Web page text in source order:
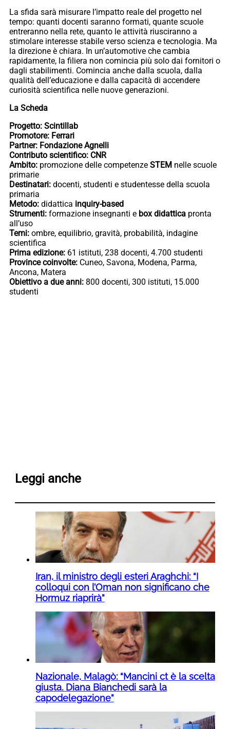
La sfida sarà misurare l’impatto reale del progetto nel
tempo: quanti docenti saranno formati, quante scuole
entreranno nella rete, quanto le attività riusciranno a
stimolare interesse stabile verso scienza e tecnologia. Ma
la direzione è chiara. In un’automotive che cambia
rapidamente, la filiera non comincia più solo dai fornitori o
dagli stabilimenti. Comincia anche dalla scuola, dalla
qualità dell’educazione e dalla capacità di accendere
curiosità scientifica nelle nuove generazioni.
La Scheda
Progetto: Scintillab
Promotore: Ferrari
Partner: Fondazione Agnelli
Contributo scientifico: CNR
Ambito: promozione delle competenze STEM nelle scuole
primarie
Destinatari: docenti, studenti e studentesse della scuola
primaria
Metodo: didattica inquiry-based
Strumenti: formazione insegnanti e box didattica pronta
all’uso
Temi: ombre, equilibrio, gravità, probabilità, indagine
scientifica
Prima edizione: 61 istituti, 238 docenti, 4.700 studenti
Province coinvolte: Cuneo, Savona, Modena, Parma,
Ancona, Matera
Obiettivo a due anni: 800 docenti, 300 istituti, 15.000
studenti
Leggi anche
Iran, il ministro degli esteri Araghchi: “I
colloqui con l’Oman non significano che
Hormuz riaprirà”
Nazionale, Malagò: “Mancini ct è la scelta
giusta. Diana Bianchedi sarà la
capodelegazione”